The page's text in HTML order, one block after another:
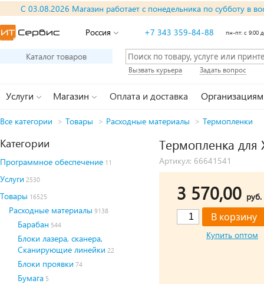
С 03.08.2026 Магазин работает с понедельника по субботу в
Россия +7 343 359-84-88 пн-пт: с 9:00
Каталог товаров
Вызвать курьера Задать вопрос
Услуги Магазин Оплата и доставка Организациям
Все категории > Товары > Расходные материалы > Термопленки
Категории
Программное обеспечение 11
Услуги 2530
Товары 16525
Расходные материалы 9138
Барабан 544
Блоки лазера, сканера,
Сканирующие линейки 22
Блоки проявки 74
Бумага 5
Термопленка для
Артикул: 66641541
3 570,00 руб.
Купить оптом